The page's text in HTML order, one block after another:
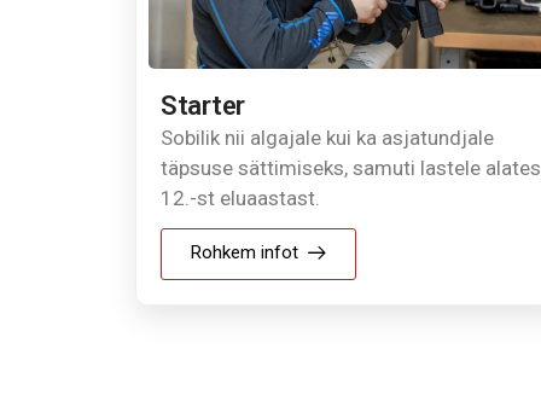
Starter
Sobilik nii algajale kui ka asjatundjale
täpsuse sättimiseks, samuti lastele alates
12.-st eluaastast.
Rohkem infot